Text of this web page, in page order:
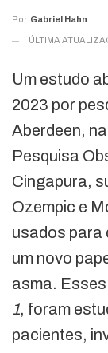
Por Gabriel Hahn
ÚLTIMA
Um estudo
2023 por
Aberdeen,
Pesquisa
Cingapura,
Ozempic e
usados para
um novo
asma.
1, foram
pacientes,